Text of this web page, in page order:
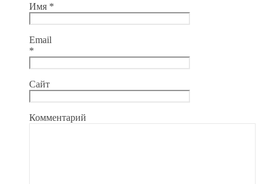
Имя *
Email
*
Сайт
Комментарий